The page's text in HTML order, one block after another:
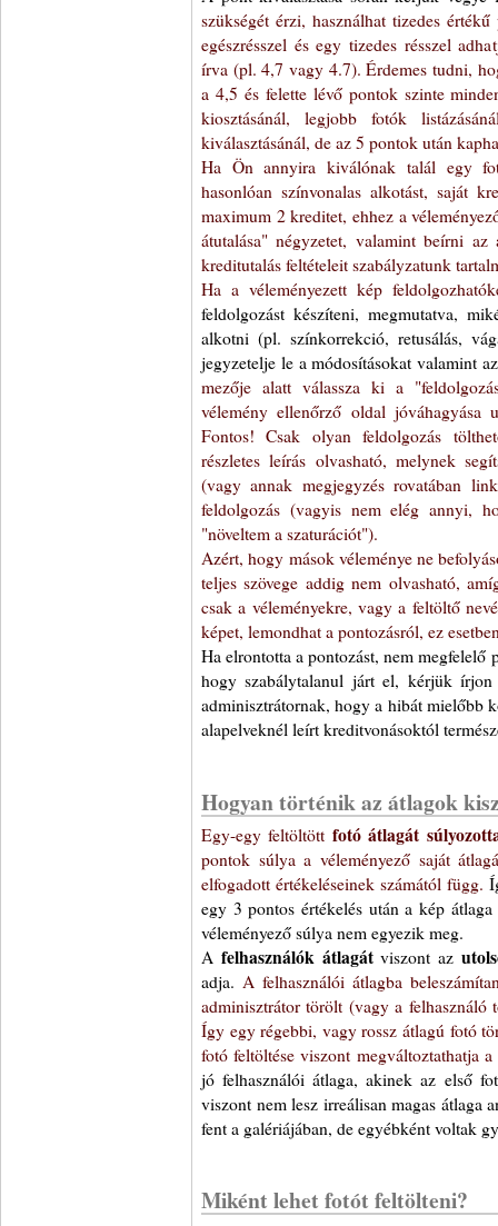
szükségét érzi, használhat tizedes
egészrésszel és egy tizedes résszel
írva (pl. 4,7 vagy 4.7). Érdemes tudni,
a 4,5 és felette lévő pontok szinte
kiosztásánál, legjobb fotók
kiválasztásánál, de az 5 pontok után
Ha Ön annyira kiválónak talál egy
hasonlóan színvonalas alkotást, saját
maximum 2 kreditet, ehhez a
átutalása" négyzetet, valamint beírni
kreditutalás feltételeit szabályzatunk
Ha a véleményezett kép
feldolgozást készíteni, megmutatva,
alkotni (pl. színkorrekció, retusálás,
jegyzetelje le a módosításokat valamint
mezője alatt válassza ki a
vélemény ellenőrző oldal
Fontos! Csak olyan feldolgozás
részletes leírás olvasható, melynek
(vagy annak megjegyzés rovatában
feldolgozás (vagyis nem elég annyi,
"növeltem a szaturációt").
Azért, hogy mások véleménye ne
teljes szövege addig nem olvasható,
csak a véleményekre, vagy a feltöltő
képet, lemondhat a pontozásról, ez
Ha elrontotta a pontozást, nem megfelelő
hogy szabálytalanul járt el, kérjük írjon
adminisztrátornak, hogy a hibát mielőbb
alapelveknél leírt kreditvonásoktól
Hogyan történik az átlagok
Egy-egy feltöltött fotó átlagát
pontok súlya a véleményező saját
elfogadott értékeléseinek számától függ.
egy 3 pontos értékelés után a kép
véleményező súlya nem egyezik meg.
A felhasználók átlagátviszont az
adja. A felhasználói átlagba
adminisztrátor törölt (vagy a
Így egy régebbi, vagy rossz átlagú fotó
fotó feltöltése viszont megváltoztathatja
jó felhasználói átlaga, akinek az első
viszont nem lesz irreálisan magas átlaga
fent a galériájában, de egyébként voltak
Miként lehet fotót feltölteni?